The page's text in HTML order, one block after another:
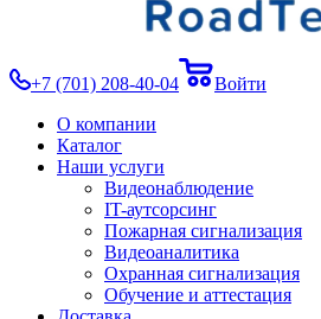
+7 (701) 208-40-04
Войти
О компании
Каталог
Наши услуги
Видеонаблюдение
IT-аутсорсинг
Пожарная сигнализация
Видеоаналитика
Охранная сигнализация
Обучение и аттестация